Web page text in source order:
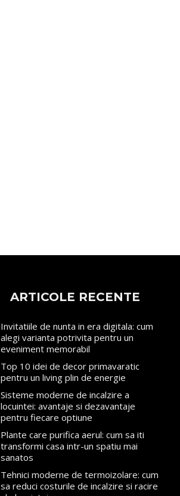
ARTICOLE RECENTE
Invitatiile de nunta in era digitala: cum
alegi varianta potrivita pentru un
eveniment memorabil
Top 10 idei de decor primavaratic
pentru un living plin de energie
Sisteme moderne de incalzire a
locuintei: avantaje si dezavantaje
pentru fiecare optiune
Plante care purifica aerul: cum sa iti
transformi casa intr-un spatiu mai
sanatos
Tehnici moderne de termoizolare: cum
sa reduci costurile de incalzire si racire